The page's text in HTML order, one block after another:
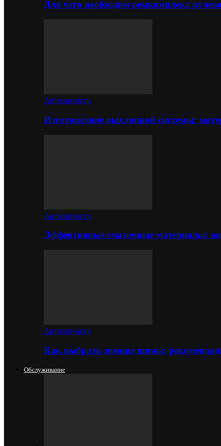
Для чего необходим ремкомплект
Автозапчасти
Изготовление выхлопной системы:
Автозапчасти
Эффективные смазочные материалы:
Автозапчасти
Как выбрать зимние шины:
Обслуживание